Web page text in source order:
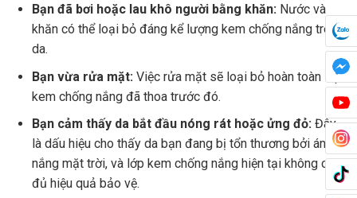
Bạn đã bơi hoặc lau khô người bằng khăn: Nước và
khăn có thể loại bỏ đáng kể lượng kem chống nắng trên
da.
Bạn vừa rửa mặt: Việc rửa mặt sẽ loại bỏ hoàn toàn lớp
kem chống nắng đã thoa trước đó.
Bạn cảm thấy da bắt đầu nóng rát hoặc ửng đỏ: Đây
là dấu hiệu cho thấy da bạn đang bị tổn thương bởi ánh
nắng mặt trời, và lớp kem chống nắng hiện tại không còn
đủ hiệu quả bảo vệ.